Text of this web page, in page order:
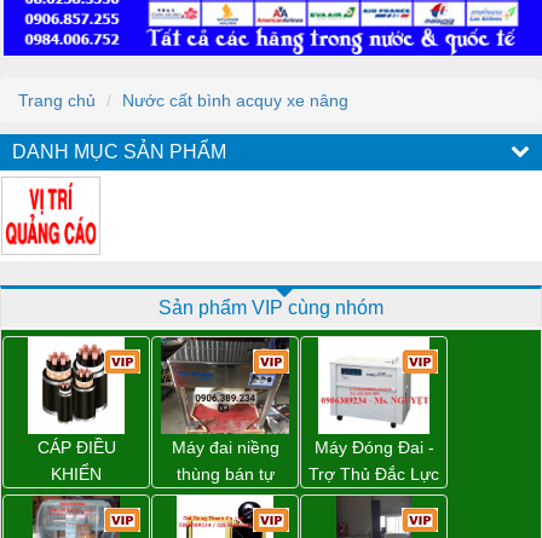
Trang chủ Nước cất bình acquy xe nâng
DANH MỤC SẢN PHẨM
Sản phẩm VIP cùng nhóm
CÁP ĐIỀU
KHIỂN
Máy đai niềng
thùng bán tự
động D53XS2
của hãng
Máy Đóng Đai -
Trợ Thủ Đắc Lực
Cho Mọi Doanh
Nghiệp Trong